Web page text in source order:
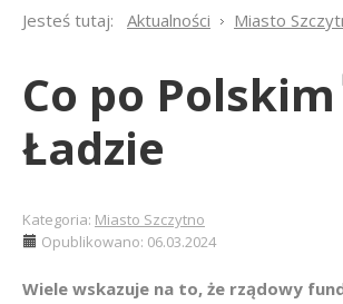
Jesteś tutaj: Aktualności Miasto
Co po Polskim
Ładzie
Kategoria: Miasto Szczytno
Opublikowano: 06.03.2024
Wiele wskazuje na to, że rządowy